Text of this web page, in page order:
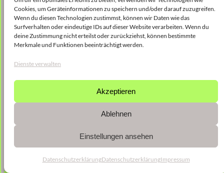
Cookies, um Geräteinformationen zu speichern und/oder darauf zuzugreifen.
Wenn du diesen Technologien zustimmst, können wir Daten wie das
Surfverhalten oder eindeutige IDs auf dieser Website verarbeiten. Wenn du
deine Zustimmung nicht erteilst oder zurückziehst, können bestimmte
Merkmale und Funktionen beeinträchtigt werden.
Dienste verwalten
Akzeptieren
Ablehnen
Einstellungen ansehen
DatenschutzerklärungDatenschutzerklärungImpressum